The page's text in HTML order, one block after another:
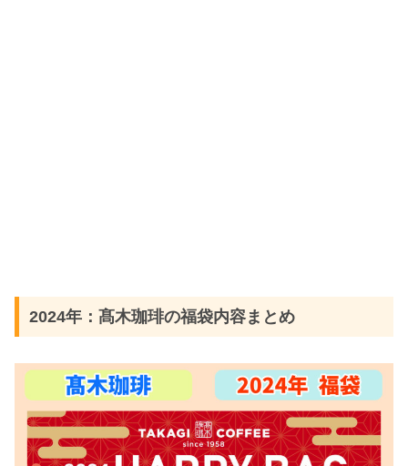
2024年：髙木珈琲の福袋内容まとめ